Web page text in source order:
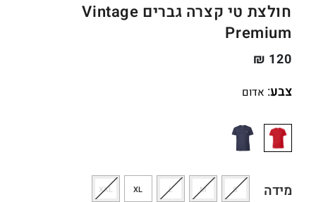
חולצת טי קצרה גברים Vintage
Premium
₪ 120
צבע: אדום
מידה S
M
L
XL
XXL